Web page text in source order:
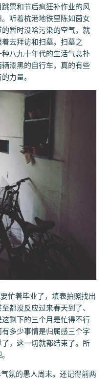
票和节后疯狂补作业的风
听着杭港地铁里陈如茵女
暂时没啥污染的空气，就
去拜访和扫墓。扫墓之
八九十年代的生活气息扑
漆黑的自行车，真的有些
力量。
忙着毕业了，填表拍照找出
都没反应过来春天到了、
剩下的三个月是忙得不行
多少事情是归属感三个字
，这一切就都结束了。所
氛的愚人周末。还记得前两